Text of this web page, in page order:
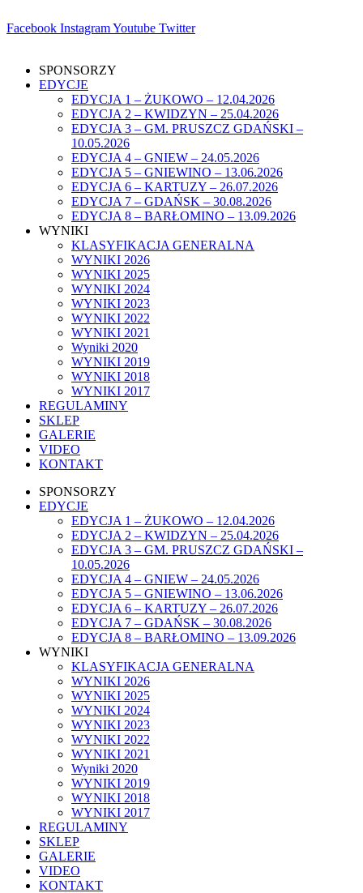
Facebook InstagramYoutube Twitter
SPONSORZY
EDYCJE
EDYCJA 1 – ŻUKOWO – 12.04.2026
EDYCJA 2 – KWIDZYN – 25.04.2026
EDYCJA 3 – GM. PRUSZCZ GDAŃSKI –
10.05.2026
EDYCJA 4 – GNIEW – 24.05.2026
EDYCJA 5 – GNIEWINO – 13.06.2026
EDYCJA 6 – KARTUZY – 26.07.2026
EDYCJA 7 – GDAŃSK – 30.08.2026
EDYCJA 8 – BARŁOMINO – 13.09.2026
WYNIKI
KLASYFIKACJA GENERALNA
WYNIKI 2026
WYNIKI 2025
WYNIKI 2024
WYNIKI 2023
WYNIKI 2022
WYNIKI 2021
Wyniki 2020
WYNIKI 2019
WYNIKI 2018
WYNIKI 2017
REGULAMINY
SKLEP
GALERIE
VIDEO
KONTAKT
SPONSORZY
EDYCJE
EDYCJA 1 – ŻUKOWO – 12.04.2026
EDYCJA 2 – KWIDZYN – 25.04.2026
EDYCJA 3 – GM. PRUSZCZ GDAŃSKI –
10.05.2026
EDYCJA 4 – GNIEW – 24.05.2026
EDYCJA 5 – GNIEWINO – 13.06.2026
EDYCJA 6 – KARTUZY – 26.07.2026
EDYCJA 7 – GDAŃSK – 30.08.2026
EDYCJA 8 – BARŁOMINO – 13.09.2026
WYNIKI
KLASYFIKACJA GENERALNA
WYNIKI 2026
WYNIKI 2025
WYNIKI 2024
WYNIKI 2023
WYNIKI 2022
WYNIKI 2021
Wyniki 2020
WYNIKI 2019
WYNIKI 2018
WYNIKI 2017
REGULAMINY
SKLEP
GALERIE
VIDEO
KONTAKT